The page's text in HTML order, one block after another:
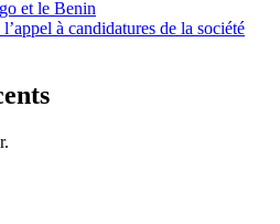
et le Benin
à candidatures de la société